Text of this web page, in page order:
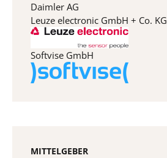
Daimler AG
Leuze electronic GmbH + Co. KG
Softvise GmbH
MITTELGEBER